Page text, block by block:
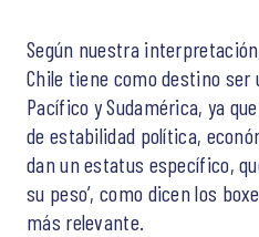
Según nuestra
Chile tiene como destino
Pacífico y Sudamérica, ya
de estabilidad política,
dan un estatus específico,
su peso’, como dicen los
más relevante.